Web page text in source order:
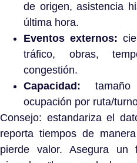
de origen, asistencia
última hora.
Eventos externos:
tráfico, obras,
congestión.
Capacidad:
ocupación por ruta/
Consejo: estandariza el
reporta tiempos de
pierde valor. Asegura un